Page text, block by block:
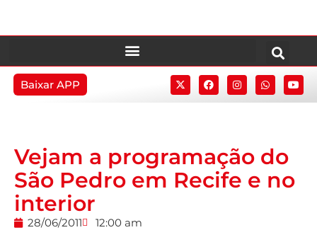
Baixar APP
Vejam a programação do
São Pedro em Recife e no
interior
28/06/2011
12:00 am